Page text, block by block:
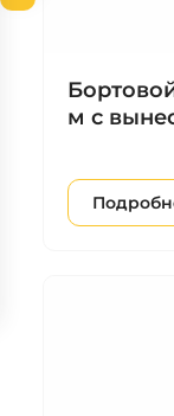
м с